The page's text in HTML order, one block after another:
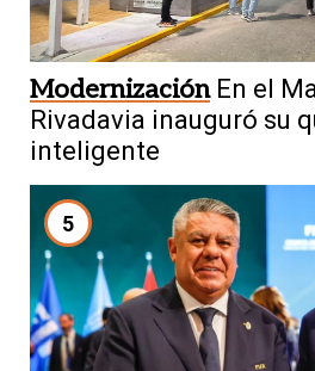
Modernización En el
Rivadavia inauguró su
inteligente
5